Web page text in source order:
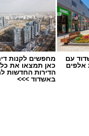
עם
אלפים
מחפשים לקנות
כאן תמצאו את כל
הדירות החדשות
באשדוד >>>